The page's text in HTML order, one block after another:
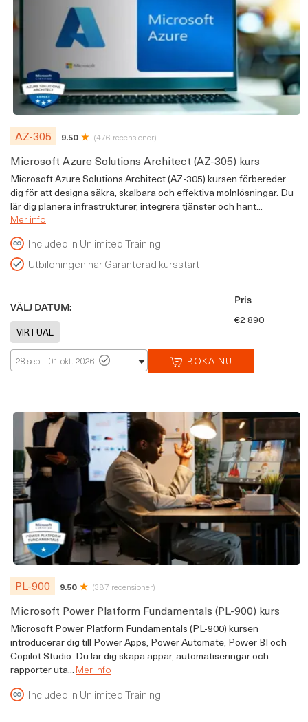
AZ-305 9.50 (476 recensioner)
Microsoft Azure Solutions Architect (AZ-305) kurs
Microsoft Azure Solutions Architect (AZ-305) kursen förbereder
dig för att designa säkra, skalbara och effektiva molnlösningar. Du
lär dig planera infrastrukturer, integrera tjänster och hant...
Mer info
Included in Unlimited Training
Utbildningen har Garanterad kursstart
VÄLJ DATUM:
28 sep. - 01 okt. 2026 BOKA NU
Pris
€2 890
PL-900 9.50 (387 recensioner)
Microsoft Power Platform Fundamentals (PL-900) kurs
Microsoft Power Platform Fundamentals (PL-900) kursen
introducerar dig till Power Apps, Power Automate, Power BI och
Copilot Studio. Du lär dig skapa appar, automatiseringar och
rapporter uta...Mer info
Included in Unlimited Training